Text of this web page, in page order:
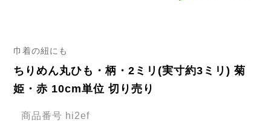
巾着の紐にも
ちりめん丸ひも・柄・2ミリ(実寸約3ミリ) 菊
姫・赤 10cm単位 切り売り
商品番号 hi2ef